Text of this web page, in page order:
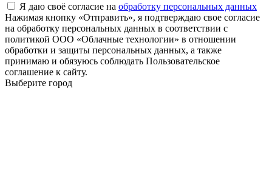
Я даю своё согласие на обработку персональных данных
Нажимая кнопку «Отправить», я подтверждаю свое согласие
на обработку персональных данных в соответствии с
политикой ООО «Облачные технологии» в отношении
обработки и защиты персональных данных, а также
принимаю и обязуюсь соблюдать Пользовательское
соглашение к сайту.
Выберите город